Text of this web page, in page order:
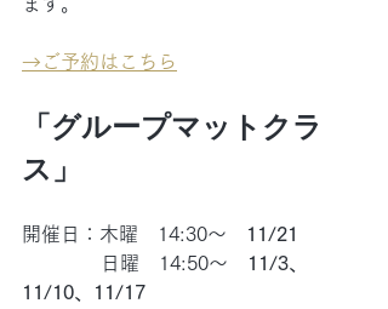
→ ご予約はこちら
「グループマットクラ
ス」
開催日：木曜　14:30～
11/21
日曜　14:50～
11/3、
11/10、11/17